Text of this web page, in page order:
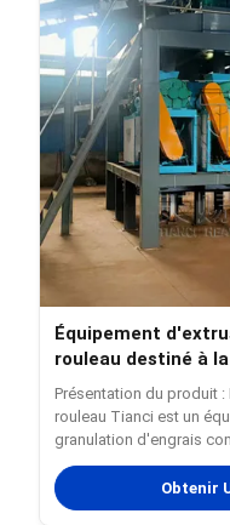
Équipement
rouleau destiné à
d'engrais composés
Présentation du produit
rouleau Tianci est un
granulation d'engrais
équipement de type
physique pour extruder
granulés. Comparé à
Obtenir